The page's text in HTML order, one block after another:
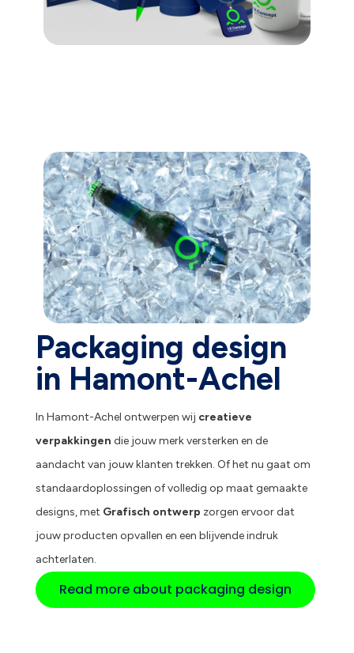
Packaging design
in Hamont-Achel
In Hamont-Achel ontwerpen wij creatieve
verpakkingen die jouw merk versterken en de
aandacht van jouw klanten trekken. Of het nu gaat om
standaardoplossingen of volledig op maat gemaakte
designs, met Grafisch ontwerp zorgen ervoor dat
jouw producten opvallen en een blijvende indruk
achterlaten.
Read more about packaging design